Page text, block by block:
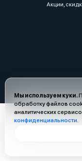
Мы используем куки.
обработку файлов
аналитических
конфиденциальности.
Акции,